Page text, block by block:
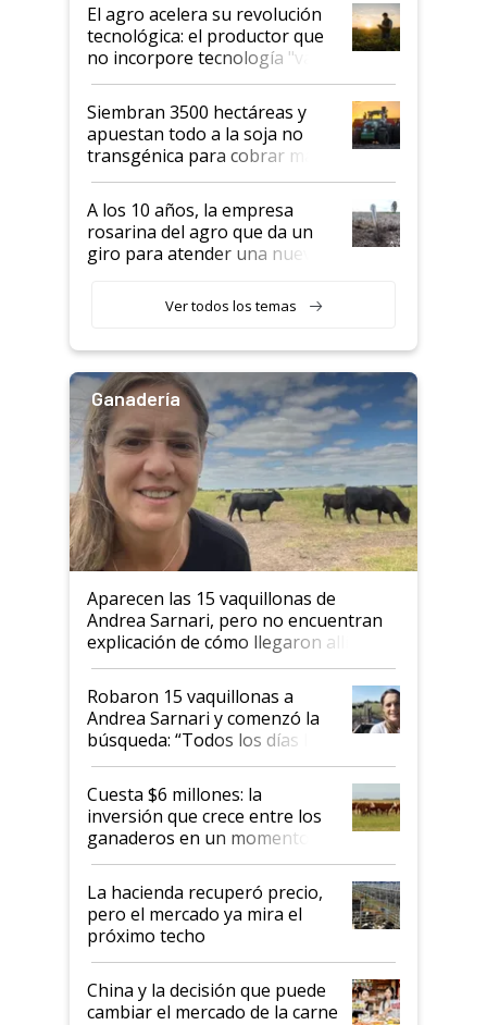
El agro acelera su revolución
tecnológica: el productor que
no incorpore tecnología "va a
perder el tren"
Siembran 3500 hectáreas y
apuestan todo a la soja no
transgénica para cobrar más
por tonelada: compraron un
semillero
A los 10 años, la empresa
rosarina del agro que da un
giro para atender una nueva
Ver todos los temas
Ganadería
Aparecen las 15 vaquillonas de
Andrea Sarnari, pero no encuentran
explicación de cómo llegaron allí
Robaron 15 vaquillonas a
Andrea Sarnari y comenzó la
búsqueda: “Todos los días le
toca a algún productor”
Cuesta $6 millones: la
inversión que crece entre los
ganaderos en un momento
histórico para la actividad
La hacienda recuperó precio,
pero el mercado ya mira el
próximo techo
China y la decisión que puede
cambiar el mercado de la carne